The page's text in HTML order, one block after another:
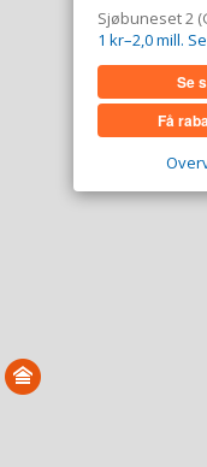
Sjøbuneset 2
1 kr–2,0 mill.
Se
Få